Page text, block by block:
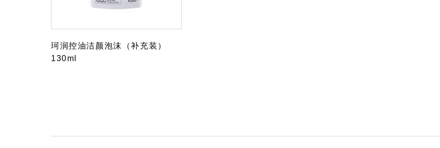
珂润控油洁颜泡沫（补充装）
130ml